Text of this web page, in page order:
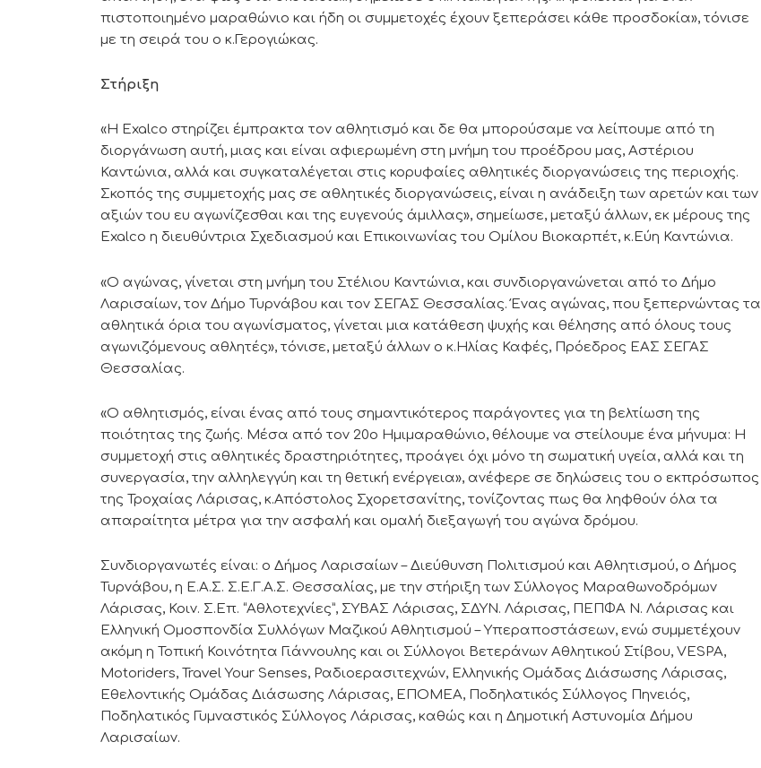
πιστοποιημένο μαραθώνιο και ήδη οι συμμετοχές έχουν ξεπεράσει κάθε προσδοκία», τόνισε
με τη σειρά του ο κ.Γερογιώκας.
Στήριξη
«Η Exalco στηρίζει έμπρακτα τον αθλητισμό και δε θα μπορούσαμε να λείπουμε από τη
διοργάνωση αυτή, μιας και είναι αφιερωμένη στη μνήμη του προέδρου μας, Αστέριου
Καντώνια, αλλά και συγκαταλέγεται στις κορυφαίες αθλητικές διοργανώσεις της περιοχής.
Σκοπός της συμμετοχής μας σε αθλητικές διοργανώσεις, είναι η ανάδειξη των αρετών και των
αξιών του ευ αγωνίζεσθαι και της ευγενούς άμιλλας», σημείωσε, μεταξύ άλλων, εκ μέρους της
Exalco η διευθύντρια Σχεδιασμού και Επικοινωνίας του Ομίλου Βιοκαρπέτ, κ.Εύη Καντώνια.
«Ο αγώνας, γίνεται στη μνήμη του Στέλιου Καντώνια, και συνδιοργανώνεται από το Δήμο
Λαρισαίων, τον Δήμο Τυρνάβου και τον ΣΕΓΑΣ Θεσσαλίας. Ένας αγώνας, που ξεπερνώντας τα
αθλητικά όρια του αγωνίσματος, γίνεται μια κατάθεση ψυχής και θέλησης από όλους τους
αγωνιζόμενους αθλητές», τόνισε, μεταξύ άλλων ο κ.Ηλίας Καφές, Πρόεδρος ΕΑΣ ΣΕΓΑΣ
Θεσσαλίας.
«Ο αθλητισμός, είναι ένας από τους σημαντικότερος παράγοντες για τη βελτίωση της
ποιότητας της ζωής. Μέσα από τον 20ο Ημιμαραθώνιο, θέλουμε να στείλουμε ένα μήνυμα: Η
συμμετοχή στις αθλητικές δραστηριότητες, προάγει όχι μόνο τη σωματική υγεία, αλλά και τη
συνεργασία, την αλληλεγγύη και τη θετική ενέργεια», ανέφερε σε δηλώσεις του ο εκπρόσωπος
της Τροχαίας Λάρισας, κ.Απόστολος Σχορετσανίτης, τονίζοντας πως θα ληφθούν όλα τα
απαραίτητα μέτρα για την ασφαλή και ομαλή διεξαγωγή του αγώνα δρόμου.
Συνδιοργανωτές είναι: ο Δήμος Λαρισαίων – Διεύθυνση Πολιτισμού και Αθλητισμού, ο Δήμος
Τυρνάβου, η Ε.Α.Σ. Σ.Ε.Γ.Α.Σ. Θεσσαλίας, με την στήριξη των Σύλλογος Μαραθωνοδρόμων
Λάρισας, Κοιν. Σ.Επ. “Αθλοτεχνίες”, ΣΥΒΑΣ Λάρισας, ΣΔΥΝ. Λάρισας, ΠΕΠΦΑ Ν. Λάρισας και
Ελληνική Ομοσπονδία Συλλόγων Μαζικού Αθλητισμού – Υπεραποστάσεων, ενώ συμμετέχουν
ακόμη η Τοπική Κοινότητα Γιάννουλης και οι Σύλλογοι Βετεράνων Αθλητικού Στίβου, VESPA,
Motoriders, Travel Your Senses, Ραδιοερασιτεχνών, Ελληνικής Ομάδας Διάσωσης Λάρισας,
Εθελοντικής Ομάδας Διάσωσης Λάρισας, ΕΠΟΜΕΑ, Ποδηλατικός Σύλλογος Πηνειός,
Ποδηλατικός Γυμναστικός Σύλλογος Λάρισας, καθώς και η Δημοτική Αστυνομία Δήμου
Λαρισαίων.